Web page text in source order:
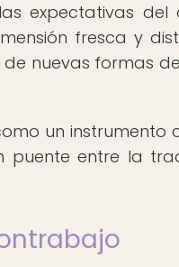
expectativas del
fresca y
nuevas formas
un instrumento
puente entre la